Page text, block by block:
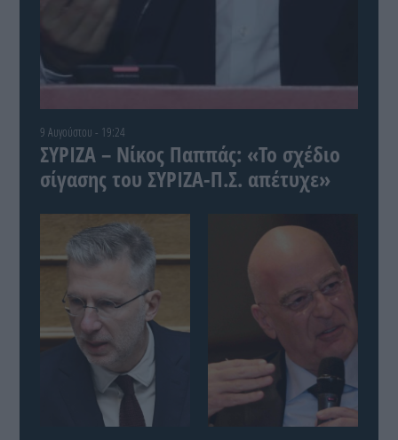
9 Αυγούστου - 19:24
ΣΥΡΙΖΑ – Νίκος Παππάς: «Το σχέδιο
σίγασης του ΣΥΡΙΖΑ-Π.Σ. απέτυχε»